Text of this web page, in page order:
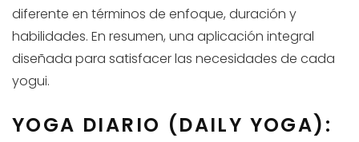
diferente en términos de enfoque, duración y
habilidades. En resumen, una aplicación integral
diseñada para satisfacer las necesidades de cada
yogui.
YOGA DIARIO (DAILY YOGA):